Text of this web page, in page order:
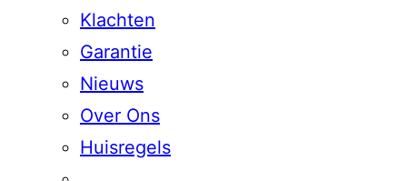
Klachten
Garantie
Nieuws
Over Ons
Huisregels